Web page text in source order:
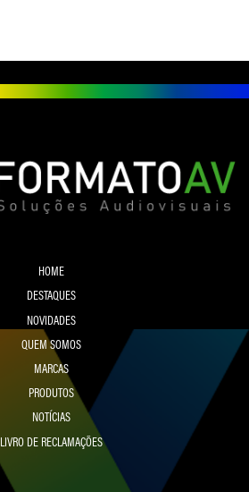
HOME
DESTAQUES
NOVIDADES
QUEM SOMOS
MARCAS
PRODUTOS
NOTÍCIAS
LIVRO DE RECLAMAÇÕES